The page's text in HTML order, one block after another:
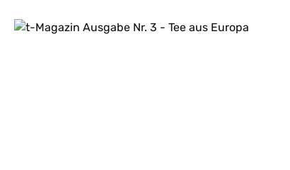
Bildergalerie überspringen